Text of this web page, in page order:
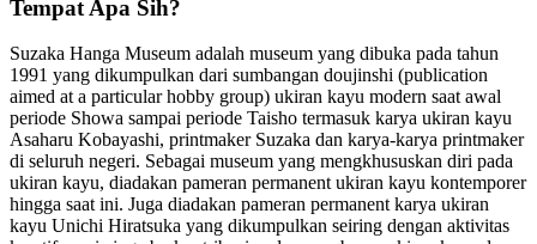
Tempat Apa Sih?
Suzaka Hanga Museum adalah museum yang dibuka pada tahun
1991 yang dikumpulkan dari sumbangan doujinshi (publication
aimed at a particular hobby group) ukiran kayu modern saat awal
periode Showa sampai periode Taisho termasuk karya ukiran kayu
Asaharu Kobayashi, printmaker Suzaka dan karya-karya printmaker
di seluruh negeri. Sebagai museum yang mengkhususkan diri pada
ukiran kayu, diadakan pameran permanent ukiran kayu kontemporer
hingga saat ini. Juga diadakan pameran permanent karya ukiran
kayu Unichi Hiratsuka yang dikumpulkan seiring dengan aktivitas